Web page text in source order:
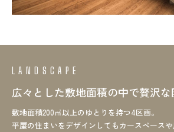
LANDSCAPE
広々とした敷地面積の中で贅沢
敷地面積200㎡以上のゆとりを持つ4区画。
平屋の住まいをデザインしてもカースペース